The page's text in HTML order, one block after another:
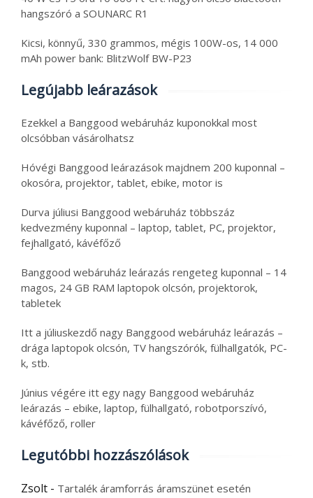
hangszóró a SOUNARC R1
Kicsi, könnyű, 330 grammos, mégis 100W-os, 14 000
mAh power bank: BlitzWolf BW-P23
Legújabb leárazások
Ezekkel a Banggood webáruház kuponokkal most
olcsóbban vásárolhatsz
Hóvégi Banggood leárazások majdnem 200 kuponnal –
okosóra, projektor, tablet, ebike, motor is
Durva júliusi Banggood webáruház többszáz
kedvezmény kuponnal – laptop, tablet, PC, projektor,
fejhallgató, kávéfőző
Banggood webáruház leárazás rengeteg kuponnal – 14
magos, 24 GB RAM laptopok olcsón, projektorok,
tabletek
Itt a júliuskezdő nagy Banggood webáruház leárazás –
drága laptopok olcsón, TV hangszórók, fülhallgatók, PC-
k, stb.
Június végére itt egy nagy Banggood webáruház
leárazás – ebike, laptop, fülhallgató, robotporszívó,
kávéfőző, roller
Legutóbbi hozzászólások
Zsolt - Tartalék áramforrás áramszünet esetén